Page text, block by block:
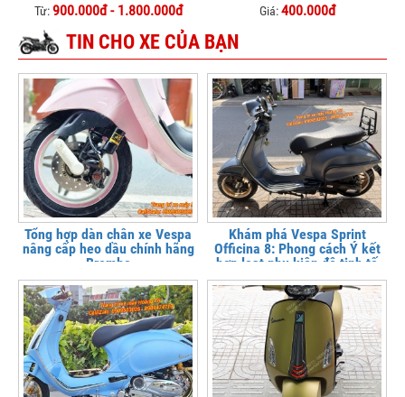
Từ:900.000đ - 1.800.000đ Giá:400.000đ
TIN CHO XE CỦA BẠN
Tổng hợp dàn chân xe Vespa
nâng cấp heo dầu chính hãng
Brembo
Khám phá Vespa Sprint
Officina 8: Phong cách Ý kết
hợp loạt phụ kiện độ tinh tế
tại Hoàng Trí Shop